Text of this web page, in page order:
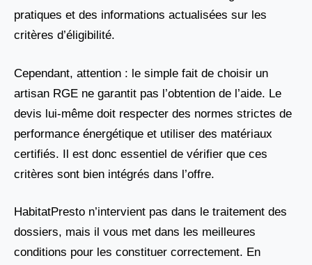
pratiques et des informations actualisées sur les
critères d’éligibilité.
Cependant, attention : le simple fait de choisir un
artisan RGE ne garantit pas l’obtention de l’aide. Le
devis lui-même doit respecter des normes strictes de
performance énergétique et utiliser des matériaux
certifiés. Il est donc essentiel de vérifier que ces
critères sont bien intégrés dans l’offre.
HabitatPresto n’intervient pas dans le traitement des
dossiers, mais il vous met dans les meilleures
conditions pour les constituer correctement. En